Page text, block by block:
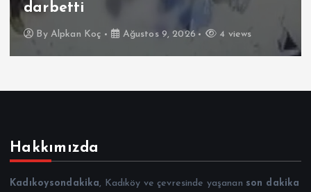
darbetti
By Alpkan Koç Ağustos 9, 2026 4 views
Hakkımızda
Kadıkoysondakika, Kadıköy ve çevresinde yaşanan son dakika